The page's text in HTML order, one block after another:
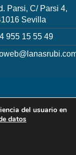
Parsi, C/ Parsi 4,
Sevilla
955 15 55 49
del usuario en
datos